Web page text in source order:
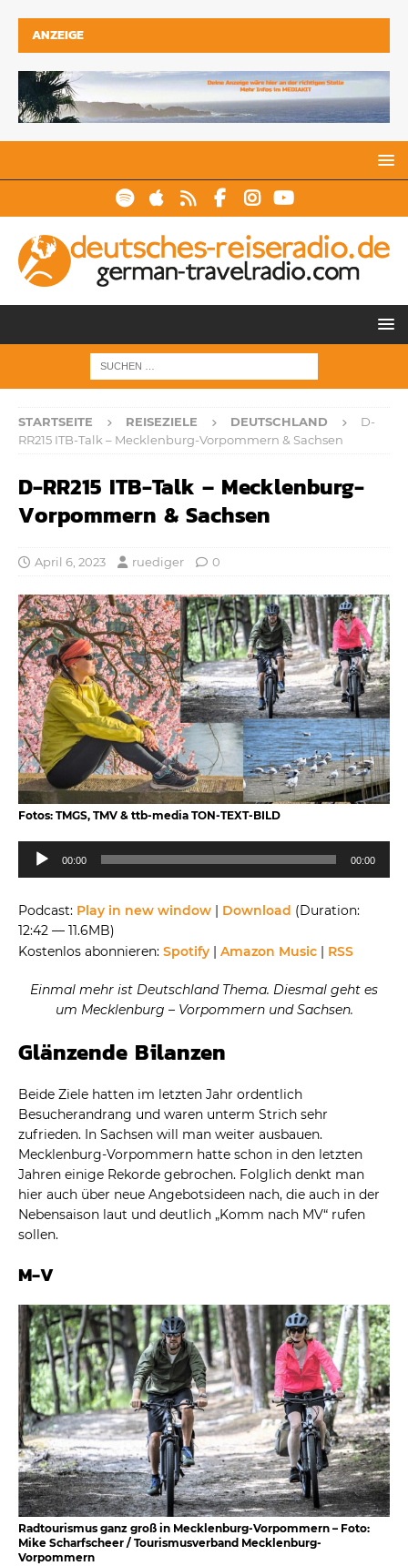
ANZEIGE
STARTSEITE REISEZIELE DEUTSCHLAND
D-
RR215 ITB-Talk – Mecklenburg-Vorpommern & Sachsen
D-RR215 ITB-Talk – Mecklenburg-
Vorpommern & Sachsen
April 6, 2023 ruediger 0
Fotos: TMGS, TMV & ttb-media TON-TEXT-BILD
Audio-
Player
00:00 00:00
Podcast: Play in new window | Download (Duration:
12:42 — 11.6MB)
Kostenlos abonnieren: Spotify | Amazon Music | RSS
Einmal mehr ist Deutschland Thema. Diesmal geht es
um Mecklenburg – Vorpommern und Sachsen.
Glänzende Bilanzen
Beide Ziele hatten im letzten Jahr ordentlich
Besucherandrang und waren unterm Strich sehr
zufrieden. In Sachsen will man weiter ausbauen.
Mecklenburg-Vorpommern hatte schon in den letzten
Jahren einige Rekorde gebrochen. Folglich denkt man
hier auch über neue Angebotsideen nach, die auch in der
Nebensaison laut und deutlich „Komm nach MV“ rufen
sollen.
M-V
Radtourismus ganz groß in Mecklenburg-Vorpommern – Foto:
Mike Scharfscheer / Tourismusverband Mecklenburg-
Vorpommern